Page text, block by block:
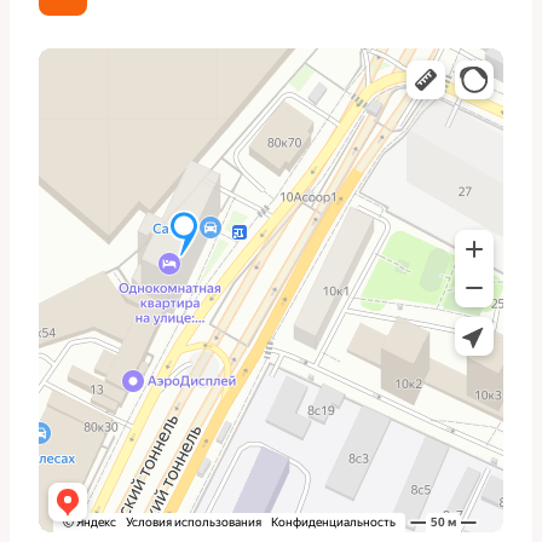
тормозной шланг; снять тормозной диск или барабан.
Отсоединить шаровую опору или рулевой наконечник,
чтобы освободить поворотный кулак. Открутить
центральную гайку ступицы, снять ступицу с
приводного вала. В ряде случаев ступица держится
коррозией — аккуратно прогреть и использовать
После этого аккуратно вытащить приводной вал из
коробки передач. Для этого переводят рычаг коробки
на нейтраль, фиксируют вал и выводят его из
посадочного места, стараясь не повредить пару
шлицов и сальник. Если обнаружена течь, сальник
заменяют одновременно с подшипником.
Выпрессовка подшипника выполняется на прессе.
Сначала снимают стопорное кольцо, затем через
отверстие в ступице запрессовывают старый
подшипник наружу. При отсутствии пресса можно
использовать направленный съёмник, но это дольше и
рискованнее для посадочных мест.